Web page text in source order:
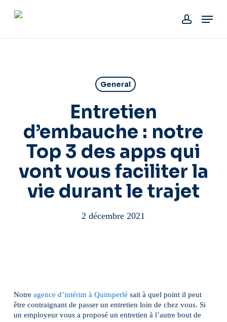
account
Menu
General
Entretien
d’embauche : notre
Top 3 des apps qui
vont vous faciliter la
vie durant le trajet
2 décembre 2021
Notre agence d’intérim à Quimperlé sait à quel point il peut
être contraignant de passer un entretien loin de chez vous. Si
un employeur vous a proposé un entretien à l’autre bout de